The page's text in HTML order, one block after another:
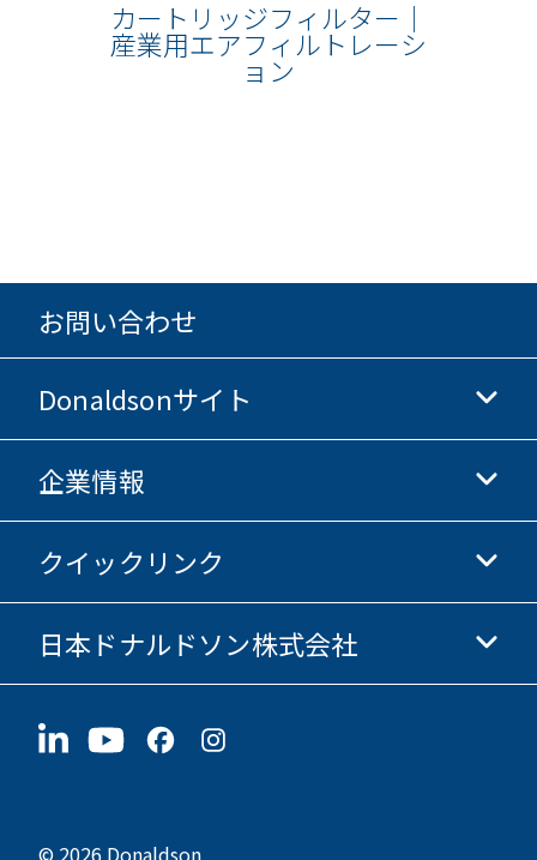
カートリッジフィルター｜
産業用エアフィルトレーシ
ョン
お問い合わせ
Donaldsonサイト
Donaldsonライフサイエンス
Donaldsonオンラインストア
企業情報
企業情報
倫理・コンプライアンス
採用情報
クイックリンク
投資家情報
サプライヤー情報
サステナビリティ
日本ドナルドソン株式会社
〒190-0022